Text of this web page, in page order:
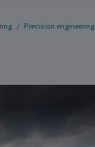
Precision engineering